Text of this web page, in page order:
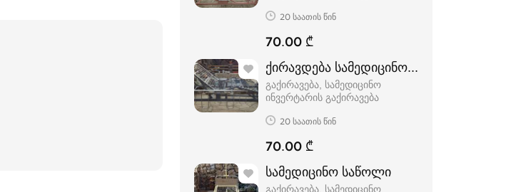
20 საათის წინ
70.00 ₾
ქირავდება სამედიცინო
გაქირავება, სამედიცინო
ინვერტარის გაქირავება
20 საათის წინ
70.00 ₾
სამედიცინო საწოლი
გაქირავება, სამედიცინო